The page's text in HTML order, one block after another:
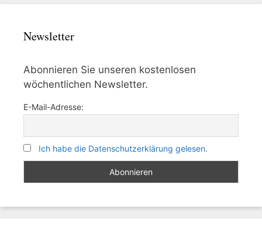
Newsletter
Abonnieren Sie unseren kostenlosen
wöchentlichen Newsletter.
E-Mail-Adresse:
Ich habe die Datenschutzerklärung gelesen.